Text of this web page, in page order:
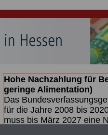
Hohe Nachzahlung für
geringe Alimentation)
Das
für die Jahre 2008 bis
muss bis März 2027 eine